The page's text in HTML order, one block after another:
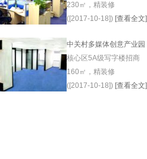
230㎡，精装修
([2017-10-18]) [查看全文]
中关村多媒体创意产业园
核心区5A级写字楼招商
160㎡，精装修
([2017-10-18]) [查看全文]